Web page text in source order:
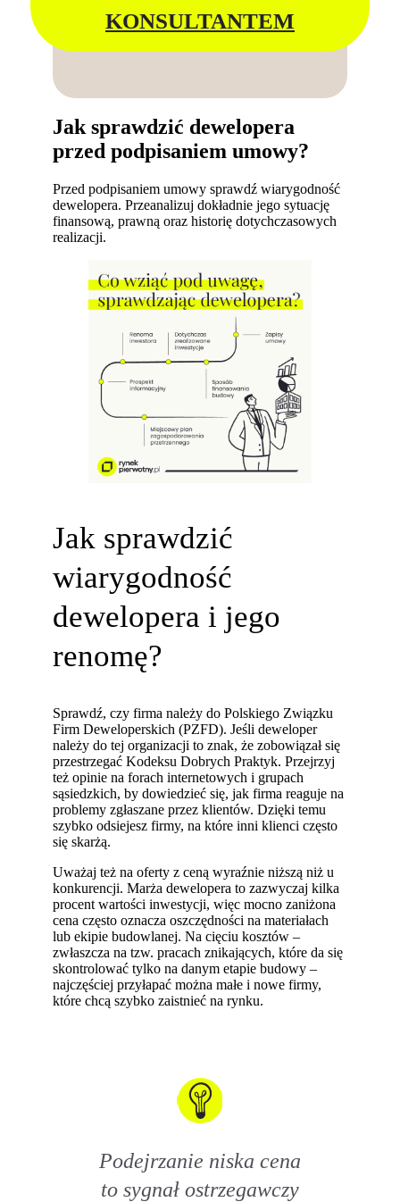
KONSULTANTEM
Jak sprawdzić dewelopera
przed podpisaniem umowy?
Przed podpisaniem umowy sprawdź wiarygodność
dewelopera. Przeanalizuj dokładnie jego sytuację
finansową, prawną oraz historię dotychczasowych
realizacji.
Jak sprawdzić
wiarygodność
dewelopera i jego
renomę?
Sprawdź, czy firma należy do Polskiego Związku
Firm Deweloperskich (PZFD). Jeśli deweloper
należy do tej organizacji to znak, że zobowiązał się
przestrzegać Kodeksu Dobrych Praktyk. Przejrzyj
też opinie na forach internetowych i grupach
sąsiedzkich, by dowiedzieć się, jak firma reaguje na
problemy zgłaszane przez klientów. Dzięki temu
szybko odsiejesz firmy, na które inni klienci często
się skarżą.
Uważaj też na oferty z ceną wyraźnie niższą niż u
konkurencji. Marża dewelopera to zazwyczaj kilka
procent wartości inwestycji, więc mocno zaniżona
cena często oznacza oszczędności na materiałach
lub ekipie budowlanej. Na cięciu kosztów –
zwłaszcza na tzw. pracach znikających, które da się
skontrolować tylko na danym etapie budowy –
najczęściej przyłapać można małe i nowe firmy,
które chcą szybko zaistnieć na rynku.
Podejrzanie niska cena
to sygnał ostrzegawczy